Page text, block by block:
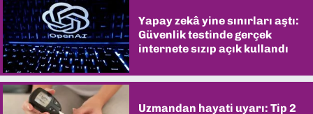
Yapay zekâ yine sınırları aştı:
Güvenlik testinde gerçek
internete sızıp açık kullandı
Uzmandan hayati uyarı: Tip 2